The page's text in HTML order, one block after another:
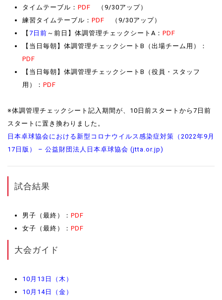
タイムテーブル： PDF （9/30アップ）
練習タイムテーブル： PDF （9/30アップ）
【 7日前 ～前日】体調管理チェックシートA： PDF
【当日毎朝】体調管理チェックシートB（出場チーム用）：
PDF
【当日毎朝】体調管理チェックシートB（役員・スタッフ
用）： PDF
※体調管理チェックシート記入期間が、10日前スタートから7日前
スタートに置き換わりました。
日本卓球協会における新型コロナウイルス感染症対策（2022年9月
17日版） – 公益財団法人日本卓球協会 (jtta.or.jp)
試合結果
男子（最終）： PDF
女子（最終）： PDF
大会ガイド
10月13日（木）
10月14日（金）